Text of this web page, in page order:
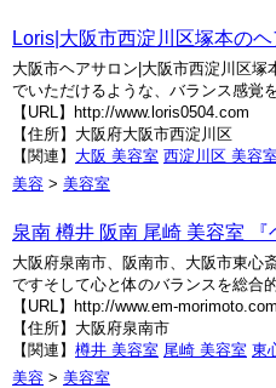
Loris|大阪市西淀川区塚本の
大阪市ヘアサロン|大阪市西淀川区
でいただけるような、バランス感覚
【URL】http://www.loris0504.com
【住所】大阪府大阪市西淀川区
【関連】 大阪 美容室 西淀川区 美容
美容 > 美容室
泉南 樽井 阪南 尾崎 美容室
大阪府泉南市、阪南市、大阪市東心
ですそして心と体のバランスを総合
【URL】http://www.em-morimoto.com
【住所】大阪府泉南市
【関連】 樽井 美容室 尾崎 美容室 東
美容 > 美容室